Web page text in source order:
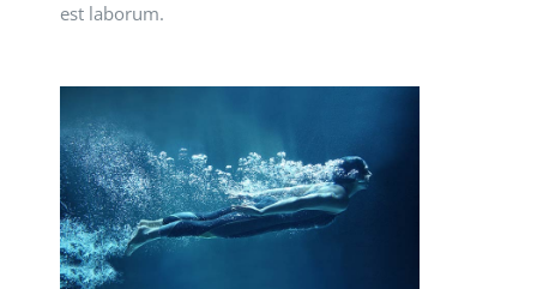
est laborum.